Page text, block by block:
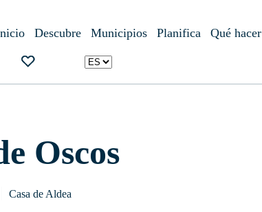
Descubre Municipios Planifica Qué hacer
Oscos
Casa de Aldea